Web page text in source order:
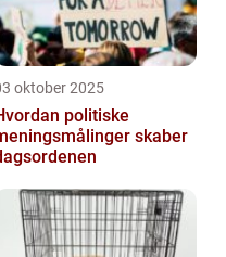
oktober 2025
politiske
skaber